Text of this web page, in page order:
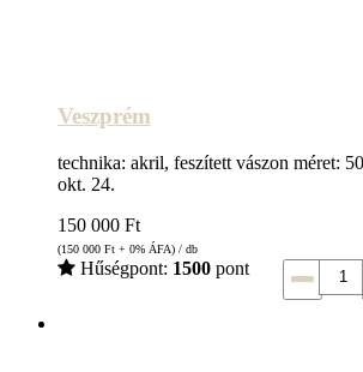
Veszprém
technika: akril, feszített vászon méret:
okt. 24.
150 000 Ft
(150 000 Ft + 0% ÁFA) / db
Hűségpont: 1500 pont